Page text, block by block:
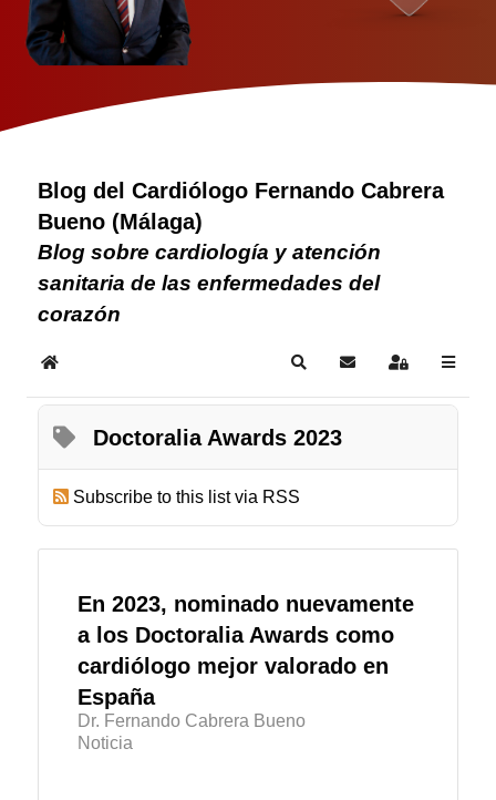
Blog del Cardiólogo Fernando Cabrera
Bueno (Málaga)
Blog sobre cardiología y atención
sanitaria de las enfermedades del
corazón
Home SearchSubscribe to blog
Sign In
Doctoralia Awards 2023
Subscribe to this list via RSS
En 2023, nominado nuevamente
a los Doctoralia Awards como
cardiólogo mejor valorado en
España
Dr. Fernando Cabrera Bueno
Noticia